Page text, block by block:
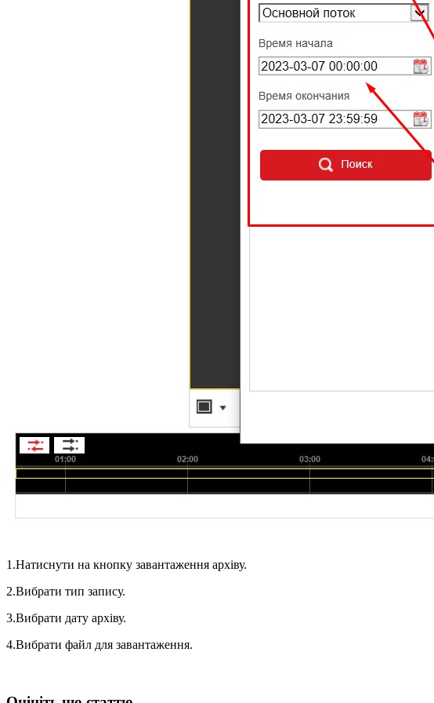
1.Натиснути на кнопку завантаження архіву.
2.Вибрати тип запису.
3.Вибрати дату архіву.
4.Вибрати файл для завантаження.